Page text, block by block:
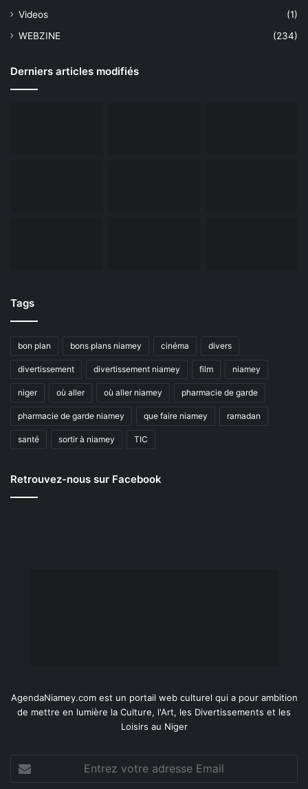
Videos
(1)
WEBZINE
(234)
Derniers articles modifiés
Tags
bon plan bons plans niamey cinéma divers
divertissement divertissement niamey film niamey
niger où aller où aller niamey pharmacie de garde
pharmacie de garde niamey que faire niamey ramadan
santé sortir à niamey TIC
Retrouvez-nous sur Facebook
AgendaNiamey.com est un portail web culturel qui a pour ambition
de mettre en lumière la Culture, l'Art, les Divertissements et les
Loisirs au Niger
votre